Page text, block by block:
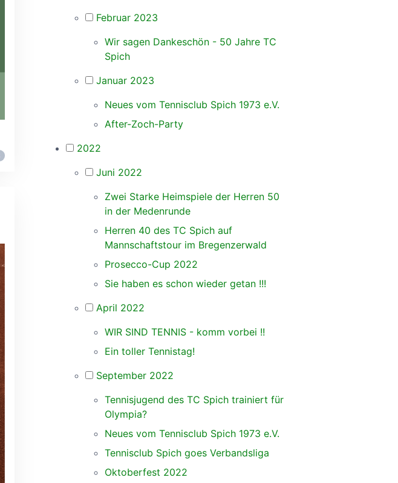
Februar 2023
Wir sagen Dankeschön - 50 Jahre TC
Spich
Januar 2023
Neues vom Tennisclub Spich 1973 e.V.
After-Zoch-Party
2022
Juni 2022
Zwei Starke Heimspiele der Herren 50
in der Medenrunde
Herren 40 des TC Spich auf
Mannschaftstour im Bregenzerwald
Prosecco-Cup 2022
Sie haben es schon wieder getan !!!
April 2022
WIR SIND TENNIS - komm vorbei !!
Ein toller Tennistag!
September 2022
Tennisjugend des TC Spich trainiert für
Olympia?
Neues vom Tennisclub Spich 1973 e.V.
Tennisclub Spich goes Verbandsliga
Oktoberfest 2022